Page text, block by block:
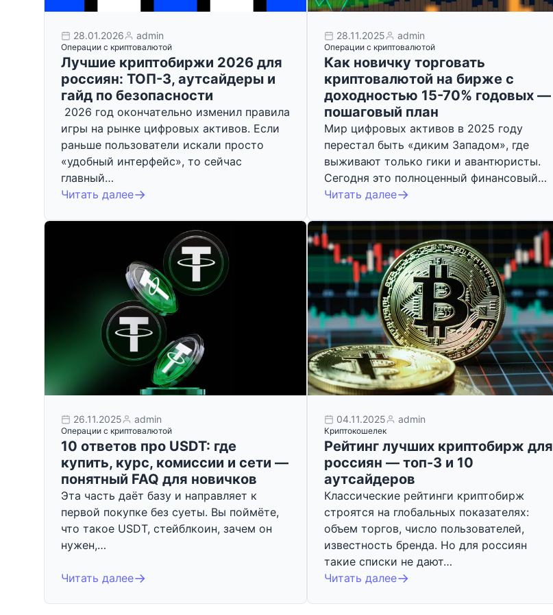
28.01.2026 admin
Операции с криптовалютой
Лучшие криптобиржи 2026 для
россиян: ТОП-3, аутсайдеры и
гайд по безопасности
2026 год окончательно изменил правила
игры на рынке цифровых активов. Если
раньше пользователи искали просто
«удобный интерфейс», то сейчас
главный…
Читать далее
28.11.2025 admin
Операции с криптовалютой
Как новичку торговать
криптовалютой на бирже с
доходностью 15-70% годовых —
пошаговый план
Мир цифровых активов в 2025 году
перестал быть «диким Западом», где
выживают только гики и авантюристы.
Сегодня это полноценный финансовый…
Читать далее
26.11.2025 admin
Операции с криптовалютой
10 ответов про USDT: где
купить, курс, комиссии и сети —
понятный FAQ для новичков
Эта часть даёт базу и направляет к
первой покупке без суеты. Вы поймёте,
что такое USDT, стейблкоин, зачем он
нужен,…
Читать далее
04.11.2025 admin
Криптокошелек
Рейтинг лучших криптобирж для
россиян — топ-3 и 10
аутсайдеров
Классические рейтинги криптобирж
строятся на глобальных показателях:
объем торгов, число пользователей,
известность бренда. Но для россиян
такие списки не дают…
Читать далее